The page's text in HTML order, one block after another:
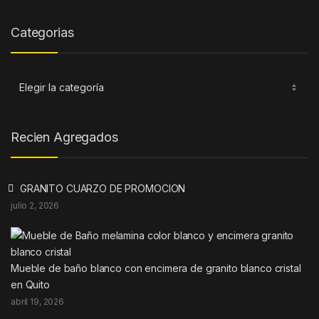
Categorias
Categorias
Recien Agregados
GRANITO CUARZO DE PROMOCION
julio 2, 2026
Mueble de baño blanco con encimera de granito blanco cristal
en Quito
abril 19, 2026